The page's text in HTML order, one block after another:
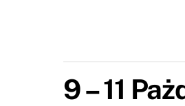
9 – 11